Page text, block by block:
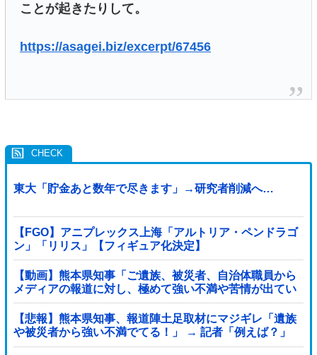
ことが起きたりして。
https://asagei.biz/excerpt/67456
東大「貯金あと数年で尽きます」→研究者削減へ…
【FGO】アニプレックス上海「アルトリア・ペンドラゴ
ン」「リリス」【フィギュア化決定】
【動画】熊本県知事「ご遺族、被災者、自治体職員から
メディアの報道に対し、極めて強い不満や苦情が出てい
る」記者「具体的には？」→
【悲報】熊本県知事、報道陣土足取材にマジギレ「遺族
や被災者から強い不満でてる！」 → 記者「例えば？」
→ 知事、怒り通り越して呆れてしまう …...